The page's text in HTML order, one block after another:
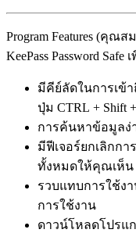
Program Features (คุ
KeePass Password Safe
มีคีย์ลัดในการเข้
ปุ่ม CTRL + Shift
การค้นหาข้อมูลง่
มีฟีเจอร์ยกเลิกก
ทั้งหมดให้คุณเห็น
รวบแทบการใช้ง
การใช้งาน
ดาวน์โหลดโปรแ